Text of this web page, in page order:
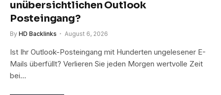
unübersichtlichen Outlook
Posteingang?
By HD Backlinks August 6, 2026
Ist Ihr Outlook-Posteingang mit Hunderten ungelesener E-
Mails überfüllt? Verlieren Sie jeden Morgen wertvolle Zeit
bei…